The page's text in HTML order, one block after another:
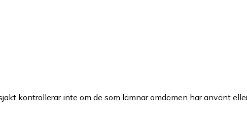
kontrollerar inte om de som lämnar omdömen har använt